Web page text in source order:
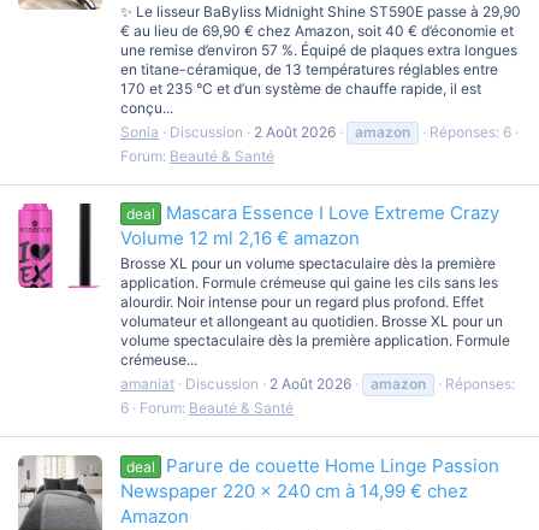
✨ Le lisseur BaByliss Midnight Shine ST590E passe à 29,90
€ au lieu de 69,90 € chez Amazon, soit 40 € d’économie et
une remise d’environ 57 %. Équipé de plaques extra longues
en titane-céramique, de 13 températures réglables entre
170 et 235 °C et d’un système de chauffe rapide, il est
conçu...
Sonia
Discussion 2 Août 2026 amazon
Réponses: 6
Forum: Beauté & Santé
deal
Mascara Essence I Love Extreme Crazy
Volume 12 ml 2,16 € amazon
Brosse XL pour un volume spectaculaire dès la première
application. Formule crémeuse qui gaine les cils sans les
alourdir. Noir intense pour un regard plus profond. Effet
volumateur et allongeant au quotidien. Brosse XL pour un
volume spectaculaire dès la première application. Formule
crémeuse...
amaniat
Discussion 2 Août 2026 amazon
Réponses:
6
Forum: Beauté & Santé
deal
Parure de couette Home Linge Passion
Newspaper 220 × 240 cm à 14,99 € chez
Amazon